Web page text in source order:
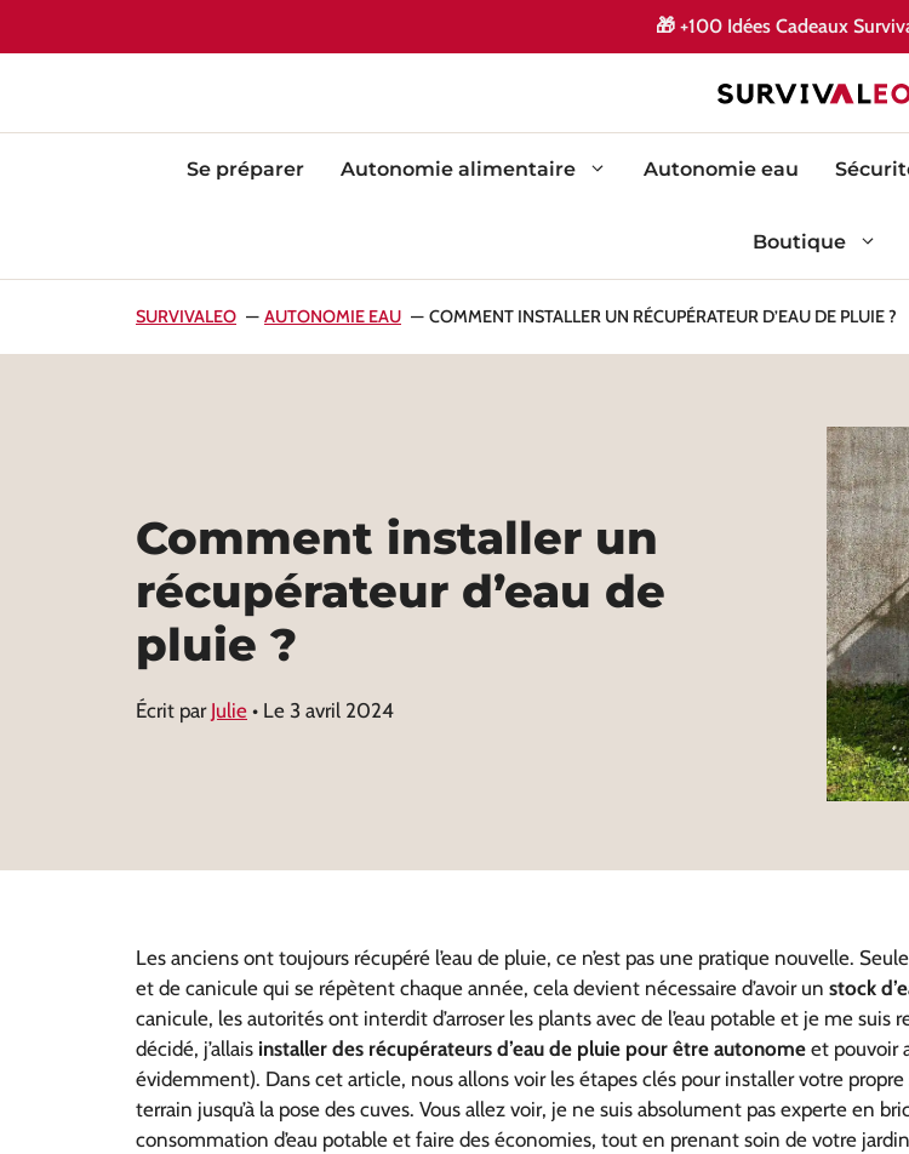
🎁 +100 Idées Cadeaux
Se préparer Autonomie alimentaire Autonomie eau
Boutique
SURVIVALEO AUTONOMIE EAU COMMENT INSTALLER UN RÉCUPÉRATEUR D’EAU DE PLUIE ?
Comment installer un
récupérateur d’eau de
pluie ?
Écrit par Julie • Le 3 avril 2024
Les anciens ont toujours récupéré l’eau de pluie, ce n’est pas une pratique nouvelle.
et de canicule qui se répètent chaque année, cela devient nécessaire d’avoir un stock
canicule, les autorités ont interdit d’arroser les plants avec de l’eau potable et je me
décidé, j’allais installer des récupérateurs d’eau de pluie pour être autonome et pouvoir
évidemment). Dans cet article, nous allons voir les étapes clés pour installer votre propre
terrain jusqu’à la pose des cuves. Vous allez voir, je ne suis absolument pas experte en
consommation d’eau potable et faire des économies, tout en prenant soin de votre